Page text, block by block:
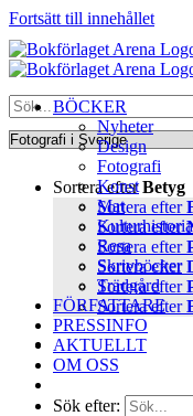
Fortsätt till innehållet
BÖCKER
Nyheter
Design
Fotografi
Konst
Mat
Kulturhistoria
Resa
Skrivböcker
Trädgård
FÖRFATTARE
PRESSINFO
AKTUELLT
OM OSS
Sök efter:
Sortera efterBetyg
Sortera efter
Sortera efter
Sortera efter
Sortera efter
Sortera efter
Sortera efter